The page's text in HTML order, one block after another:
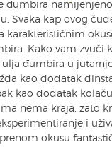
đumbira
Svaka kap ovog
karakterističnim
Kako vam zvuči
ulja đumbira u
kao dodatak
kao dodatak
nema kraja, zato
i
okusu